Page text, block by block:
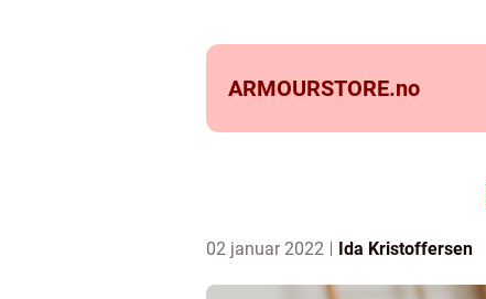
ARMOURSTORE.no
02 januar 2022 Ida Kristoffersen